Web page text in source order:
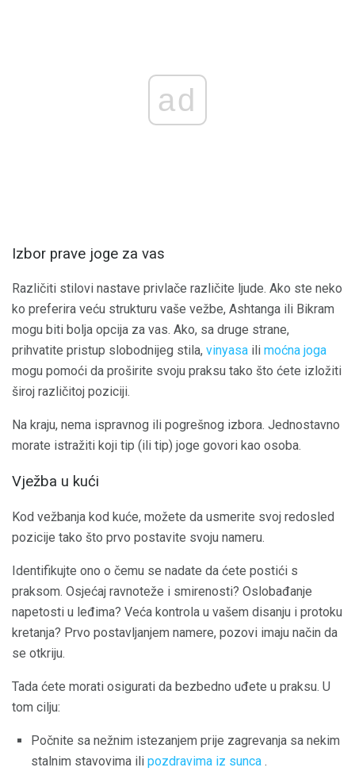
ad
Izbor prave joge za vas
Različiti stilovi nastave privlače različite ljude. Ako ste neko
ko preferira veću strukturu vaše vežbe, Ashtanga ili Bikram
mogu biti bolja opcija za vas. Ako, sa druge strane,
prihvatite pristup slobodnijeg stila, vinyasa ili moćna joga
mogu pomoći da proširite svoju praksu tako što ćete izložiti
široj različitoj poziciji.
Na kraju, nema ispravnog ili pogrešnog izbora. Jednostavno
morate istražiti koji tip (ili tip) joge govori kao osoba.
Vježba u kući
Kod vežbanja kod kuće, možete da usmerite svoj redosled
pozicije tako što prvo postavite svoju nameru.
Identifikujte ono o čemu se nadate da ćete postići s
praksom. Osjećaj ravnoteže i smirenosti? Oslobađanje
napetosti u leđima? Veća kontrola u vašem disanju i protoku
kretanja? Prvo postavljanjem namere, pozovi imaju način da
se otkriju.
Tada ćete morati osigurati da bezbedno uđete u praksu. U
tom cilju:
Počnite sa nežnim istezanjem prije zagrevanja sa nekim
stalnim stavovima ili pozdravima iz sunca .